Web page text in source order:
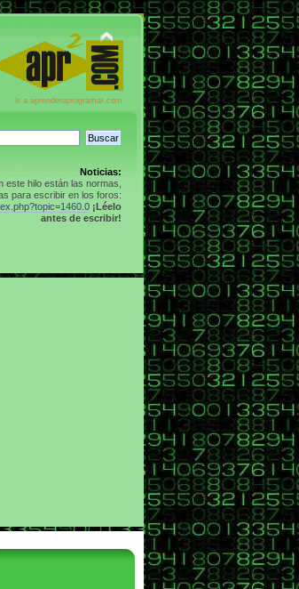
Ir a aprenderaprogramar.com
Noticias:
este hilo están las normas,
para escribir en los foros:
¡Léelo
antes de escribir!